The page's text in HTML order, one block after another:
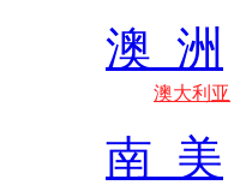
澳 洲
澳大利亚
南 美